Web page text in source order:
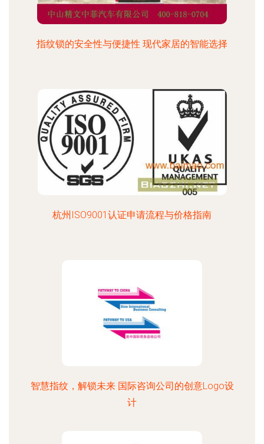
指纹锁的安全性与便捷性 现代家居的智能选择
杭州ISO9001认证申请流程与价格指南
智慧指纹，解锁未来 国际咨询公司的创意Logo设
计